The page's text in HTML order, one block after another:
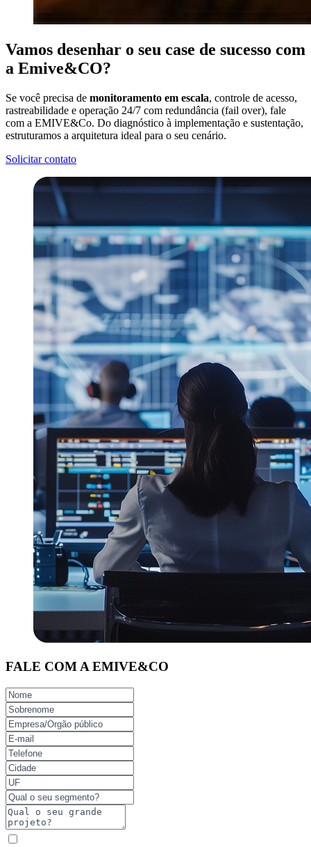
Vamos desenhar o seu case de sucesso com
a Emive&CO?
Se você precisa de monitoramento em escala, controle de acesso,
rastreabilidade e operação 24/7 com redundância (fail over), fale
com a EMIVE&Co. Do diagnóstico à implementação e sustentação,
estruturamos a arquitetura ideal para o seu cenário.
Solicitar contato
FALE COM A EMIVE&CO